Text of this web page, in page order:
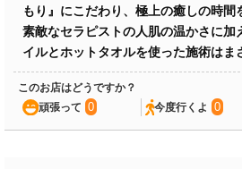
もり』にこだわり、極上の癒しの時間
素敵なセラピストの人肌の温かさに加
イルとホットタオルを使った施術はま
このお店はどうですか？
頑張って 0 今度行くよ 0